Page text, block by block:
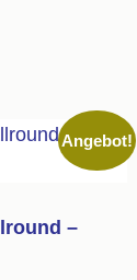
Angebot!
–